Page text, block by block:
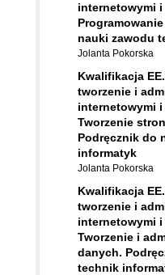
internetowymi i
nauki zawodu
Jolanta Pokorska
Kwalifikacja
tworzenie i
internetowymi i
Tworzenie
Podręcznik do
informatyk
Jolanta Pokorska
Kwalifikacja
tworzenie i
internetowymi i
Tworzenie i
danych.
technik